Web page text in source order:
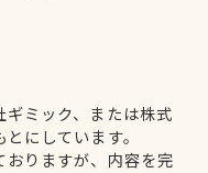
ミック、または株式
にしています。
りますが、内容を完